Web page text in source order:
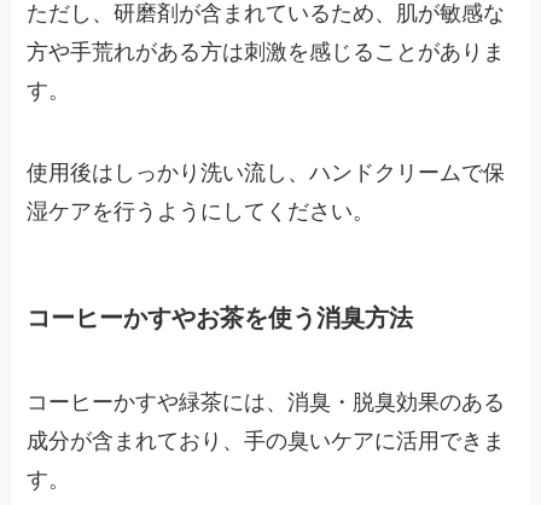
ただし、研磨剤が含まれているため、肌が敏感な
方や手荒れがある方は刺激を感じることがありま
す。
使用後はしっかり洗い流し、ハンドクリームで保
湿ケアを行うようにしてください。
コーヒーかすやお茶を使う消臭方法
コーヒーかすや緑茶には、消臭・脱臭効果のある
成分が含まれており、手の臭いケアに活用できま
す。